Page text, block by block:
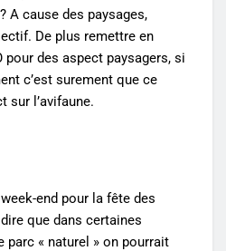
A cause des paysages,
De plus remettre en
pour des aspect paysagers, si
c’est surement que ce
sur l’avifaune.
end pour la fête des
que dans certaines
parc « naturel » on pourrait